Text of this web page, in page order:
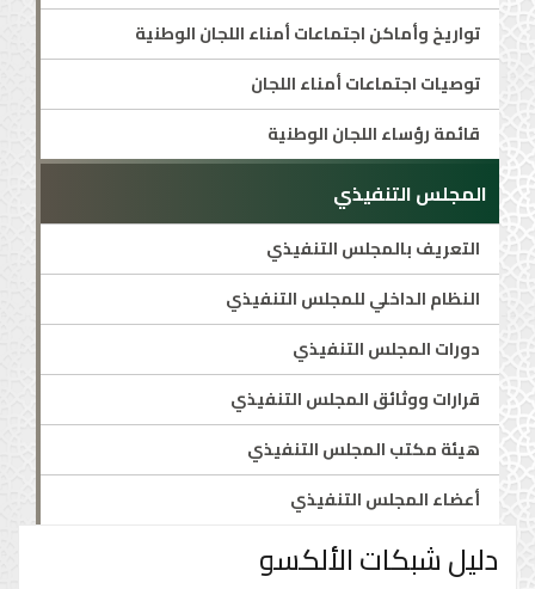
تواريخ وأماكن اجتماعات أمناء اللجان الوطنية
توصيات اجتماعات أمناء اللجان
قائمة رؤساء اللجان الوطنية
المجلس التنفيذي
التعريف بالمجلس التنفيذي
النظام الداخلي للمجلس التنفيذي
دورات المجلس التنفيذي
قرارات ووثائق المجلس التنفيذي
هيئة مكتب المجلس التنفيذي
أعضاء المجلس التنفيذي
دليل شبكات الألكسو